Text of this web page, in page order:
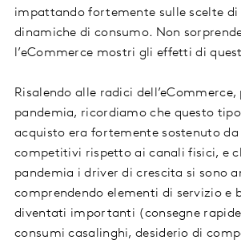
impattando fortemente sulle scelte di
dinamiche di consumo. Non
l’eCommerce mostri gli effetti di
Risalendo alle radici
pandemia, ricordiamo che questo
acquisto era fortemente sostenuto da
competitivi rispetto ai canali fisici, e
pandemia i driver di crescita si sono
comprendendo elementi di servizio e
diventati importanti (consegne
consumi casalinghi, desiderio di